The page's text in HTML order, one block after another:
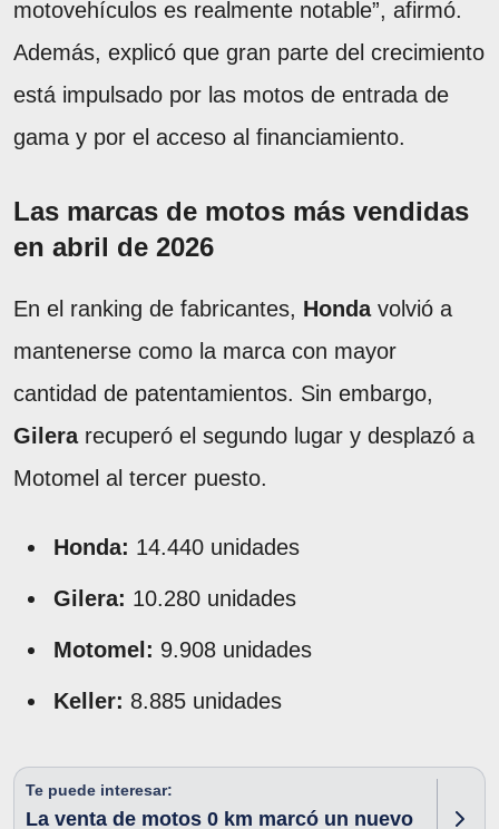
motovehículos es realmente notable”, afirmó.
Además, explicó que gran parte del crecimiento
está impulsado por las motos de entrada de
gama y por el acceso al financiamiento.
Las marcas de motos más vendidas
en abril de 2026
En el ranking de fabricantes, Hondavolvió a
mantenerse como la marca con mayor
cantidad de patentamientos. Sin embargo,
Gilerarecuperó el segundo lugar y desplazó a
Motomel al tercer puesto.
Honda: 14.440 unidades
Gilera: 10.280 unidades
Motomel: 9.908 unidades
Keller: 8.885 unidades
Te puede interesar:
La venta de motos 0 km marcó un nuevo